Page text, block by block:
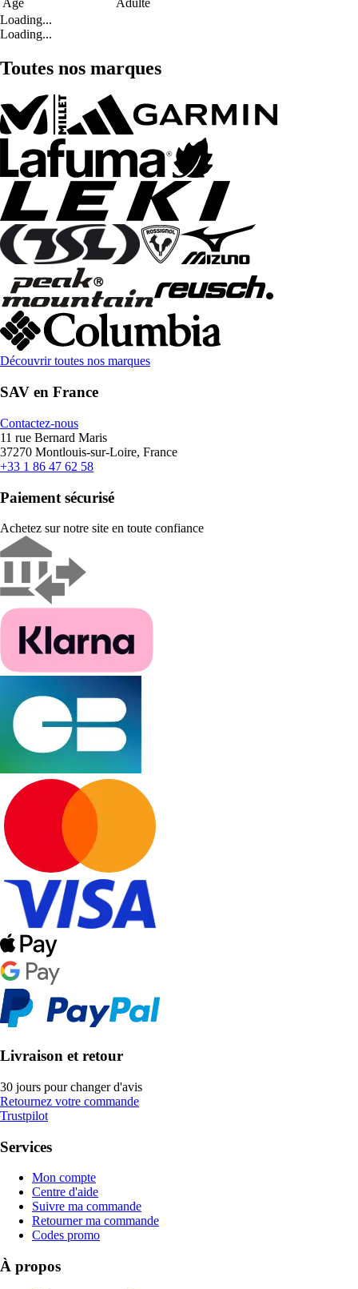
Loading...
Loading...
Toutes nos marques
Découvrir toutes nos marques
SAV en France
Contactez-nous
11 rue Bernard Maris
37270 Montlouis-sur-Loire, France
+33 1 86 47 62 58
Paiement sécurisé
Achetez sur notre site en toute confiance
Livraison et retour
30 jours pour changer d'avis
Retournez votre commande
Trustpilot
Services
Mon compte
Centre d'aide
Suivre ma commande
Retourner ma commande
Codes promo
À propos